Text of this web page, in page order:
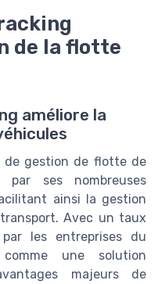
de la flotte
améliore la
de gestion de flotte de
ses nombreuses
ainsi la gestion
Avec un taux
les entreprises du
une solution
majeurs de